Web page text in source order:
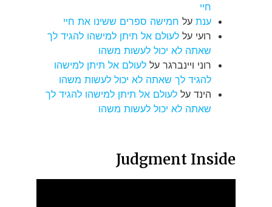
חיי
ענת על חמישה ספרים ששינו את חיי
רועי על לעולם אל תיתן למישהו להגיד לך
שאתה לא יכול לעשות משהו
רוני ויינברגר על לעולם אל תיתן למישהו
להגיד לך שאתה לא יכול לעשות משהו
הינד על לעולם אל תיתן למישהו להגיד לך
שאתה לא יכול לעשות משהו
Judgment Inside